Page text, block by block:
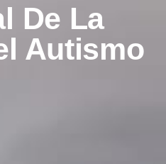
De La
Autismo